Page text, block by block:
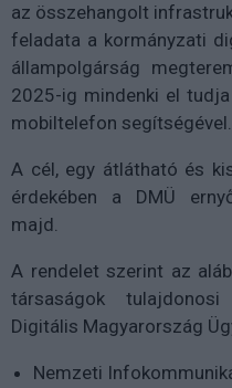
az összehangolt
feladata a kormányzati
állampolgárság
2025-ig mindenki el
mobiltelefon segítségével.
A cél, egy átlátható és
érdekében a DMÜ
majd.
A rendelet szerint az
társaságok
Digitális Magyarország
Nemzeti